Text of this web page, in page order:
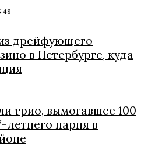
дрейфующего
в Петербурге, куда
трио, вымогавшее 100
летнего парня в